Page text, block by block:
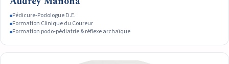
Pédicure-Podologue D.E.
Formation Clinique du Coureur
Formation podo-pédiatrie & réflexe archaïque